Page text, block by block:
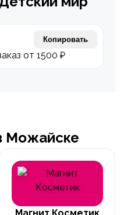
Копировать
от 1500 ₽
Можайске